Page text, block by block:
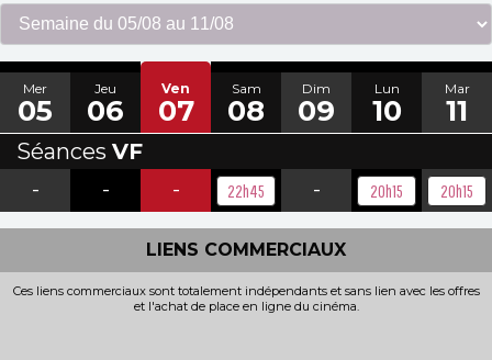
Mer
05
Jeu
06
Ven
07
Sam
08
Dim
09
Lun
10
Mar
11
Séances VF
-
- - 22h45 - 20h15 20h15
LIENS COMMERCIAUX
Ces liens commerciaux sont totalement indépendants et sans lien avec les offres
et l'achat de place en ligne du cinéma.